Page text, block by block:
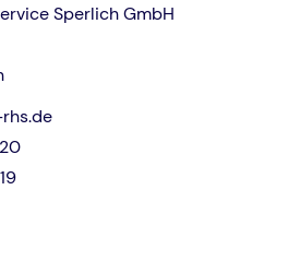
Sperlich GmbH